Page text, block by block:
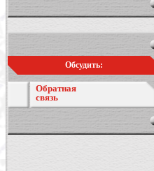
Обсудить:
Обратная
связь